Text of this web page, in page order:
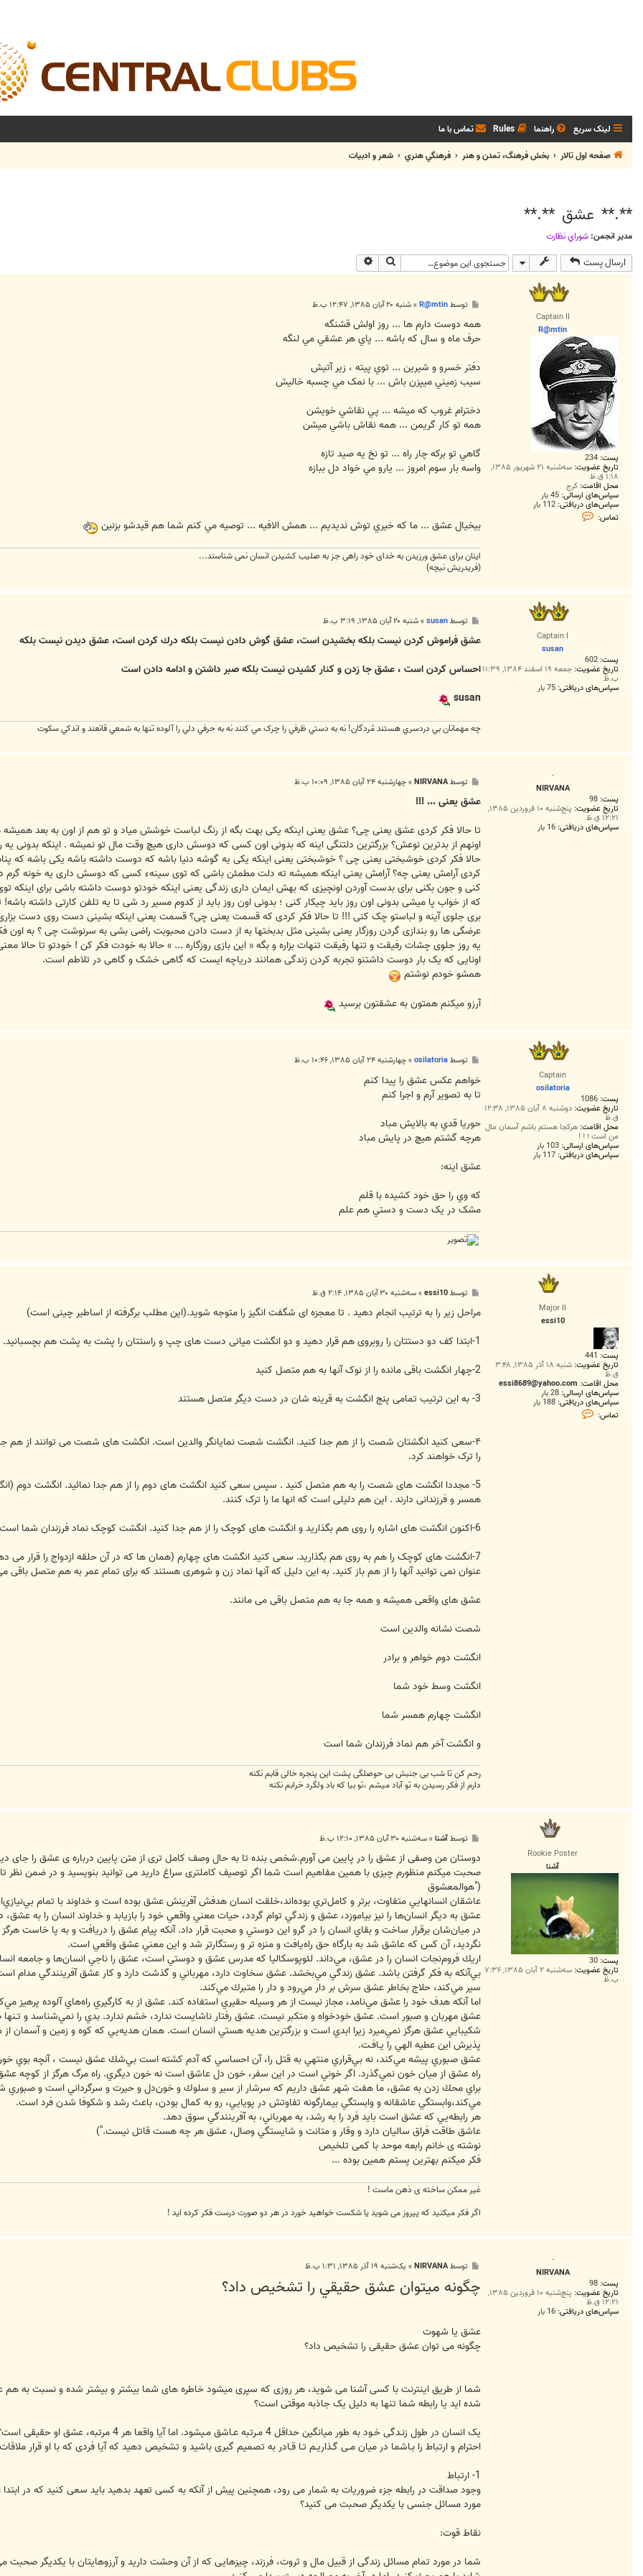
لینک سریع راهنما Rules تماس با ما
صفحه اول تالار
بخش فرهنگ، تمدن و هنر فرهنگي هنري شعر و ادبيات
**.** عشق **.**
مدیر انجمن: شوراي نظارت
ارسال پست جستجو
Captain II
R@mtin
پست: 234
تاریخ عضویت: سه‌شنبه ۲۱ شهریور ۱۳۸۵,
۱:۱۸ ق.ظ
محل اقامت: کرج
سپاس‌های ارسالی: 45 بار
سپاس‌های دریافتی: 112 بار
تماس:
ت
i
n
ت
توسطR@mtin
»شنبه ۲۰ آبان ۱۳۸۵, ۱۲:۴۷ ب.ظ
همه دوست دارم ها ... روز اولش قشنگه
حرف ماه و سال که باشه ... پاي هر عشقي مي لنگه
دفتر خسرو و شيرين ... توي پيته ، زير آتيش
سيب زميني ميپزن باش ... با نمک مي چسبه خاليش
دخترام غروب که ميشه ... پي نقاشي خويشن
همه تو کار گريمن ... همه نقاش باشي ميشن
گاهي تو برکه چار راه ... تو نخ يه صيد تازه
واسه بار سوم امروز ... يارو مي خواد دل ببازه
بيخيال عشق ... ما که خيري توش نديديم ... همش الافيه ... توصيه مي کنم شما هم قيدشو بزنين
اینان برای عشق ورزیدن به خدای خود راهی جز به صلیب کشیدن انسان نمی شناسند...
(فریدریش نیچه)
Captain I
susan
پست: 602
تاریخ عضویت: جمعه ۱۹ اسفند ۱۳۸۴, ۱۱:۳۹
ب.ظ
سپاس‌های دریافتی: 75 بار
ت
توسطsusan
»شنبه ۲۰ آبان ۱۳۸۵, ۳:۱۹ ب.ظ
عشق فراموش كردن نيست بلكه بخشيدن است، عشق گوش دادن نيست بلكه درك كردن است، عشق ديدن نيست بلكه
احساس كردن است ، عشق جا زدن و كنار كشيدن نيست بلكه صبر داشتن و ادامه دادن است
susan
چه مهمانان بي دردسري هستند مُردگان! نه به دستي ظرفي را چرک مي کنند نه به حرفي دلي را آلوده تنها به شمعي قانعند و اندکي سکوت
-
NIRVANA
پست: 98
تاریخ عضویت: پنج‌شنبه ۱۰ فروردین ۱۳۸۵,
۱۲:۲۱ ق.ظ
سپاس‌های دریافتی: 16 بار
ت
توسطNIRVANA
»چهارشنبه ۲۴ آبان ۱۳۸۵, ۱۰:۰۹ ب.ظ
عشق یعنی ... !!!
تا حالا فکر کردی عشق یعنی چی؟ عشق یعنی اینکه یکی بهت بگه از رنگ لباست خوشش میاد و تو هم از اون به بعد
اونهم از بدترین نوعش؟ بزرگترین دلتنگی اینه که بدونی اون کسی که دوسش داری هیچ وقت مال تو نمیشه . اینکه بدونی
حالا فکر کردی خوشبختی یعنی چی ؟ خوشبختی یعنی اینکه یکی یه گوشه دنیا باشه که دوست داشته باشه یکی باشه که
کردی آرامش یعنی چه؟ آرامش یعنی اینکه همیشه ته دلت مطمئن باشی که توی سینهء کسی که دوسش داری یه خونه گرم
کنی و جون بکنی برای بدست آوردن اونچیزی که بهش ایمان داری زندگی یعنی اینکه خودتو دوست داشته باشی برای
که از خواب پا میشی بدونی اون روز باید چیکار کنی ؛ بدونی اون روز باید از کدوم مسیر رد شی تا یه تلفن کارتی داشته باشه!
بری جلوی آینه و لباستو چک کنی !!! تا حالا فکر کردی که قسمت یعنی چی؟ قسمت یعنی اینکه بشینی دست روی دست
عرضگی ها رو بندازی گردن روزگار یعنی بشینی مثل بدبختها به از دست دادن محبوبت راضی بشی به سرنوشت چی ؟ به
یه روز جلوی چشات رفیقت و تنها رفیقت تنهات بزاره و بگه « این بازی روزگاره ... » حالا به خودت فکر کن ! خودتو تا حالا
اونایی که یک بار دوست داشتنو تجربه کردن زندگی همانند دریاچه ایست که گاهی خشک و گاهی در تلاطم است.
همشو خودم نوشتم
آرزو میکنم همتون به عشقتون برسید
Captain
osilatoria
پست: 1086
تاریخ عضویت: دوشنبه ۸ آبان ۱۳۸۵, ۱۲:۳۸
ق.ظ
محل اقامت: هرکجا هستم باشم آسمان مال
من است ! ! !
سپاس‌های ارسالی: 103 بار
سپاس‌های دریافتی: 117 بار
ت
توسطosilatoria
»چهارشنبه ۲۴ آبان ۱۳۸۵, ۱۰:۴۶ ب.ظ
خواهم عکس عشق را پيدا کنم
تا به تصوير آرم و اجرا کنم
حوريا قدي به بالايش مباد
هرچه گشتم هيچ در پايش مباد
عشق اينه:
که وي را حق خود کشيده با قلم
مشک در يک دست و دستي هم علم
Major II
essi10
پست: 441
تاریخ عضویت: شنبه ۱۸ آذر ۱۳۸۵, ۳:۴۸
ق.ظ
محل اقامت: essi8689@yahoo.com
سپاس‌های ارسالی: 28 بار
سپاس‌های دریافتی: 188 بار
تماس:
ت
ت
توسطessi10
»سه‌شنبه ۳۰ آبان ۱۳۸۵, ۲:۱۴ ق.ظ
مراحل زیر را به ترتیب انجام دهید . تا معجزه ای شگفت انگیز را متوجه شوید.(این مطلب برگرفته از اساطیر چینی است)
1-ابتدا کف دو دستتان را روبروی هم قرار دهید و دو انگشت میانی دست های چپ و راستتان را پشت به پشت هم بچسبانید.
2-چهار انگشت باقی مانده را از نوک آنها به هم متصل کنید
3- به این ترتیب تمامی پنج انگشت به قرینه شان در دست دیگر متصل هستند
۴-سعی کنید انگشتان شصت را از هم جدا کنید. انگشت شصت نمایانگر والدین است. انگشت های شصت می توانند از هم جدا
را ترک خواهند کرد.
5- مجددا انگشت های شصت را به هم متصل کنید . سپس سعی کنید انگشت های دوم را از هم جدا نمائید. انگشت دوم
همسر و فرزندانی دارند . این هم دلیلی است که انها ما را ترک کنند.
6-اکنون انگشت های اشاره را روی هم بگذارید و انگشت های کوچک را از هم جدا کنید. انگشت کوچک نماد فرزندان شما است. دیر یا زود آنها ما را ترک می کنند تا به دنبال زندگی خودشان بروند.
7-انگشت های کوچک را هم به روی هم بگذارید. سعی کنید انگشت های چهارم (همان ها که در آن حلقه ازدواج را قرار می
عنوان نمی توانید آنها را از هم باز کنید. به این دلیل که آنها نماد زن و شوهری هستند که برای تمام عمر به هم متصل باقی
عشق های واقعی همیشه و همه جا به هم متصل باقی می مانند.
شصت نشانه والدین است
انگشت دوم خواهر و برادر
انگشت وسط خود شما
انگشت چهارم همسر شما
و انگشت آخر هم نماد فرزندان شما است
رحم کن تا شب بی جنبش بی حوصلگی پشت این پنجره خالی قابم نکنه
دارم از فکر رسیدن به تو آباد میشم ،تو بیا که باد ولگرد خرابم نکنه
Rookie Poster
آشنا
پست: 30
تاریخ عضویت: سه‌شنبه ۲ آبان ۱۳۸۵, ۷:۳۶
ب.ظ
ت
توسطآشنا»سه‌شنبه ۳۰ آبان ۱۳۸۵, ۱۲:۱۰ ب.ظ
دوستان من وصفی از عشق را در پایین می آورم.شخص بنده تا به حال وصف کامل تری از متن پایین درباره ی عشق را جای
صحبت میکنم منظورم چیزی با همین مفاهیم است شما اگر توصیف کاملتری سراغ دارید می توانید بنویسید و در ضمن نظر
("هوالمعشوق
عاشقان‌ انسانهايي‌ متفاوت‌، برتر و كامل‌تري‌ بوده‌اند،خلقت‌ انسان‌ هدفش‌ آفرينش‌ عشق‌ بوده‌ است‌ و خداوند با تمام‌
عشق‌ به‌ ديگر انسان‌ها را نيز بياموزد، عشق‌ و زندگي‌ توام‌ گردد، حيات‌ معني‌ واقعي‌ خود را بازيابد و خداوند انسان‌ را به‌
در ميان‌شان‌ برقرار ساخت‌ و بقاي‌ انسان‌ را در گرو اين‌ دوستي‌ و محبت‌ قرار داد. آنكه‌ پيام‌ عشق‌ را دريافت‌ و به‌ پا خاست‌
نگرديد، آن‌ كس‌ كه‌ عاشق‌ شد به‌ بارگاه‌ حق‌ راه‌يافت‌ و منزه ‌تر و رستگارتر شد و اين‌ معني‌ عشق‌ واقعي‌ است‌.
اريك‌ فروم‌نجات‌ انسان‌ را در عشق‌، مي‌داند. لئوپوسكاليا كه‌ مدرس‌ عشق‌ و دوستي‌ است‌، عشق‌ را ناجي‌ انسان‌ها و جامعه‌
بي‌آنكه‌ به‌ فكر گرفتن‌ باشد. عشق‌ زندگي‌ مي‌بخشد. عشق‌ سخاوت‌ دارد، مهرباني‌ و گذشت‌ دارد و كار عشق‌ آفرينندگي‌ مدام‌
سير مي‌كند، حلاج‌ بخاطر عشق‌ سرش‌ بر دار مي‌رود و دار را متبرك‌ مي‌كند.
اما آنكه‌ هدف‌ خود را عشق‌ مي‌نامد، مجاز نيست‌ از هر وسيله‌ حقيري‌ استفاده‌ كند. عشق‌ از به‌ كارگيري‌ راه‌هاي‌ آلوده‌ پرهيز
عشق‌ مهربان‌ و صبور است‌. عشق‌ خودخواه‌ و متكبر نيست‌. عشق‌ رفتار ناشايست‌ ندارد، خشم‌ ندارد. بدي‌ را نمي‌شناسد و
شكيبايي‌ عشق‌ هرگز نمي‌ميرد زيرا ابدي‌ است‌ و بزرگترين‌ هديه‌ هستي‌ انسان‌ است‌. همان‌ هديه‌يي‌ كه‌ كوه‌ و زمين‌ و آسمان‌
پذيرش‌ اين‌ عطيه‌ الهي‌ را يـافـت‌.
عشق‌ صبوري‌ پيشه‌ مي‌كند، نه‌ بي‌قراري‌ منتهي‌ به‌ قتل‌ را، آن‌ احساسي‌ كه‌ آدم‌ كشته‌ است‌ بي‌شك‌ عشق‌ نيست‌ ، آنچه‌ بوي‌
راه‌ عشق‌ از ميان‌ خون‌ نمي‌گذرد. اگر خوني‌ است‌ در اين‌ سفر، خون‌ دل‌ عاشق‌ است‌ نه‌ خون‌ ديگري‌. راه‌ مرگ‌ هرگز از كوچه‌
براي‌ محك‌ زدن‌ به‌ عشق‌، ما هفت‌ شهر عشق‌ داريم‌ كه‌ سرشار از سير و سلوك‌ و خون‌دل‌ و حيرت‌ و سرگرداني‌ است‌ و صبوري‌
مي‌كند،وابستگي‌ عاشقانه‌ و وابستگي‌ بيمارگونه‌ تفاوتش‌ در پويايي‌، رو به‌ كمال‌ بودن‌، باعث‌ رشد و شكوفا شدن‌ فرد است‌.
هر رابطه‌يي‌ كه‌ عشق‌ است‌ بايد فرد را به‌ رشد، به‌ مهرباني‌، به‌ آفرينندگي‌ سوق‌ دهد.
عاشق‌ طاقت‌ فراق‌ ساليان‌ دارد و وقار و متانت‌ و شايستگي‌ وصال‌، عشق‌ هر چه‌ هست‌ قاتل‌ نيست‌.")
نوشته ی خانم رابعه موحد با کمی تلخیص
فکر میکنم بهترین پستم همین بوده ...
غیر ممکن ساخته ی ذهن ماست !
اگر فکر میکنید که پیروز می شوید یا شکست خواهید خورد در هر دو صورت درست فکر کرده اید !
-
NIRVANA
پست: 98
تاریخ عضویت: پنج‌شنبه ۱۰ فروردین ۱۳۸۵,
۱۲:۲۱ ق.ظ
سپاس‌های دریافتی: 16 بار
ت
توسطNIRVANA
» یک‌شنبه ۱۹ آذر ۱۳۸۵, ۱:۳۱ ب.ظ
چگونه ميتوان عشق حقيقي را تشخيص داد؟
عشق یا شهوت
چگونه می توان عشق حقیقی را تشخیص داد؟
شما از طریق اینترنت با کسی آشنا می شوید، هر روزی که سپری ميشود خاطره های شما بیشتر و بیشتر شده و نسبت به هم
شده اید یا رابطه شما تنها به دلیل یک جاذبه موقتی است؟
یک انسان در طول زنـدگی خـود به طور میانگین حداقل 4 مـرتبه عـاشق مـیشود. اما آیا واقعا هر 4 مرتبه، عشق او حقیقی است؟ ما در این قسمت علائم مربوط به عشق،
احترام و ارتباط را بـاشما در میان مـی گـذاریـم تـا قـادر به تصمیم گیری باشید و تشخیص دهید که آیا فردی که با او
1- ارتباط
وجود صداقت در رابطه جزء ضروریات به شمار می رود، همچنین پیش از آنکه به کسی تعهد بدهید باید سعی کنید که در
مورد مسائل جنسی با یکدیگر صحبت می کنید؟
نقاط قوت:
شما در مورد تمام مسائل زندگی از قبیل مال و ثروت، فرزند، چیزهایی که از آن وحشت دارید و آرزوهایتان با یکدیگر صحبت